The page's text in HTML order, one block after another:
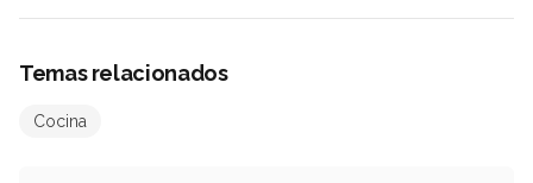
Temas relacionados
Cocina